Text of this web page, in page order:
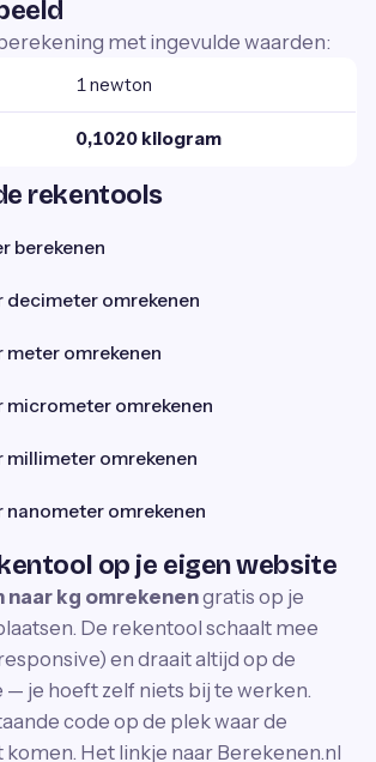
met ingevulde waarden:
1 newton
0,1020 kilogram
rekentools
berekenen
decimeter omrekenen
omrekenen
micrometer omrekenen
millimeter omrekenen
omrekenen
op je eigen website
naar kg omrekenengratis op je
De rekentool schaalt mee
en draait altijd op de
— je hoeft zelf niets bij te werken.
code op de plek waar de
Het linkje naar Berekenen.nl